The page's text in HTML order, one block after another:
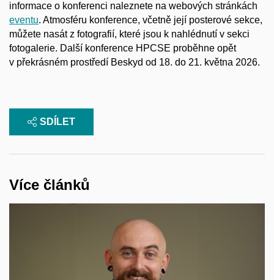
informace o konferenci naleznete na webových stránkách
eventu. Atmosféru konference, včetně její posterové sekce,
můžete nasát z fotografií, které jsou k nahlédnutí v sekci
fotogalerie. Další konference HPCSE proběhne opět
v překrásném prostředí Beskyd od 18. do 21. května 2026.
SDÍLET
Více článků